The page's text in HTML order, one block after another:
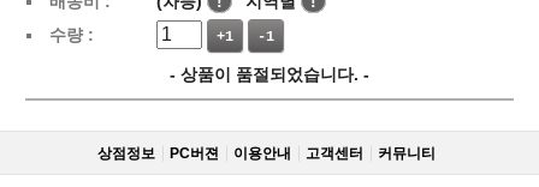
수량 :
+1 -1
- 상품이 품절되었습니다. -
상점정보 PC버젼 이용안내 고객센터 커뮤니티